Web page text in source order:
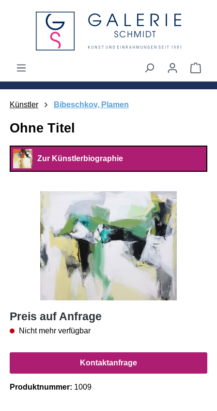
springen
Künstler Bibeschkov, Plamen
Ohne Titel
Zur Künstlerbiographie
Bildergalerie überspringen
Preis auf Anfrage
Nicht mehr verfügbar
Kontaktanfrage
Produktnummer: 1009